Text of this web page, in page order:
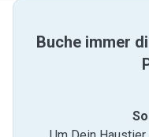
Buche immer